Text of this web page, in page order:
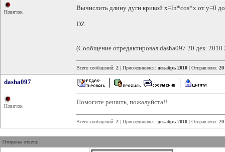
Новичок
Вычислить длину дуги кривой x=ln*cos*x от y=0
DZ
(Сообщение отредактировал dasha097 20 дек. 2010
Всего сообщений: 2 | Присоединился: декабрь 2010 | Отправлено: 20
dasha097
Новичок
Помогите решить, пожалуйста!!
Всего сообщений: 2 | Присоединился: декабрь 2010 | Отправлено: 20
Отправка ответа: